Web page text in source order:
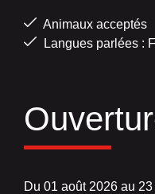
Animaux acceptés
Langues parlées :
Du 01 août 2026 au